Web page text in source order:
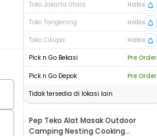
Toko Jakarta Utara
Habis
Toko Tangerang
Habis
Toko Cikupa
Habis
Pick n Go Bekasi
Pre Order
Pick n Go Depok
Pre Order
Tidak tersedia di lokasi lain
Akan Datang
Pep Teko Alat Masak Outdoor
Camping Nesting Cooking